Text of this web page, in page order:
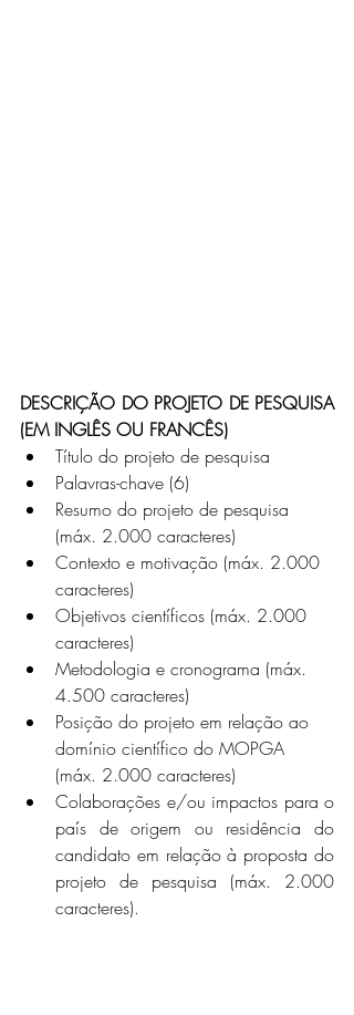
DESCRIÇÃO DO PROJETO DE PESQUISA
(EM INGLÊS OU FRANCÊS)
Título do projeto de pesquisa
Palavras-chave (6)
Resumo do projeto de pesquisa
(máx. 2.000 caracteres)
Contexto e motivação (máx. 2.000
caracteres)
Objetivos científicos (máx. 2.000
caracteres)
Metodologia e cronograma (máx.
4.500 caracteres)
Posição do projeto em relação ao
domínio científico do MOPGA
(máx. 2.000 caracteres)
Colaborações e/ou impactos para o
país de origem ou residência do
candidato em relação à proposta do
projeto de pesquisa (máx. 2.000
caracteres).